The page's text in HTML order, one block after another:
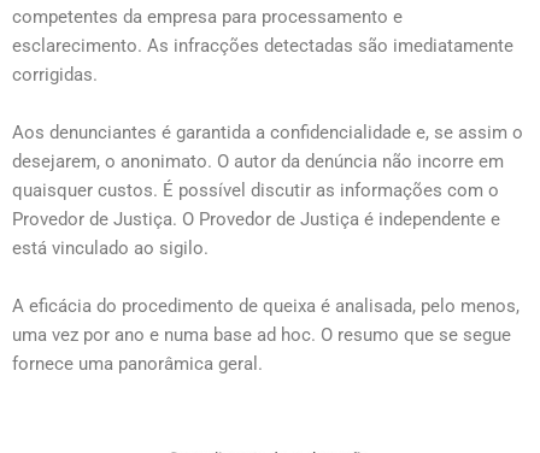
competentes da empresa para processamento e
esclarecimento. As infracções detectadas são imediatamente
corrigidas.
Aos denunciantes é garantida a confidencialidade e, se assim o
desejarem, o anonimato. O autor da denúncia não incorre em
quaisquer custos. É possível discutir as informações com o
Provedor de Justiça. O Provedor de Justiça é independente e
está vinculado ao sigilo.
A eficácia do procedimento de queixa é analisada, pelo menos,
uma vez por ano e numa base ad hoc. O resumo que se segue
fornece uma panorâmica geral.